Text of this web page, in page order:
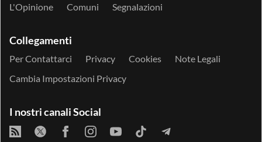
L'Opinione
Comuni Segnalazioni
Collegamenti
Per Contattarci Privacy Cookies
Note Legali
Cambia Impostazioni Privacy
I nostri canali Social